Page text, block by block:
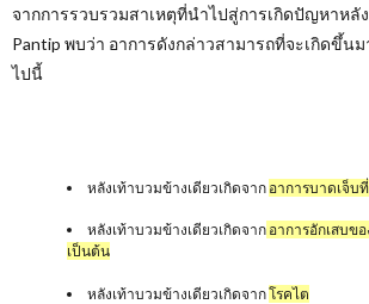
จากการรวบรวมสาเหตุที่นำไปสู่การเกิดปัญหาหลั
Pantip พบว่า อาการดังกล่าวสามารถที่จะเกิดขึ้น
ไปนี้
หลังเท้าบวมข้างเดียวเกิดจาก อาการบาดเจ็บ
หลังเท้าบวมข้างเดียวเกิดจาก อาการอักเสบขอ
เป็นต้น
หลังเท้าบวมข้างเดียวเกิดจากโรคไต